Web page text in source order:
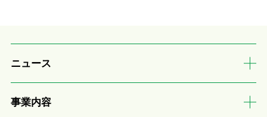
ニュース
事業内容